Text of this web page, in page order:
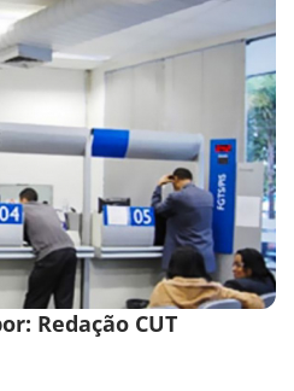
Redação CUT